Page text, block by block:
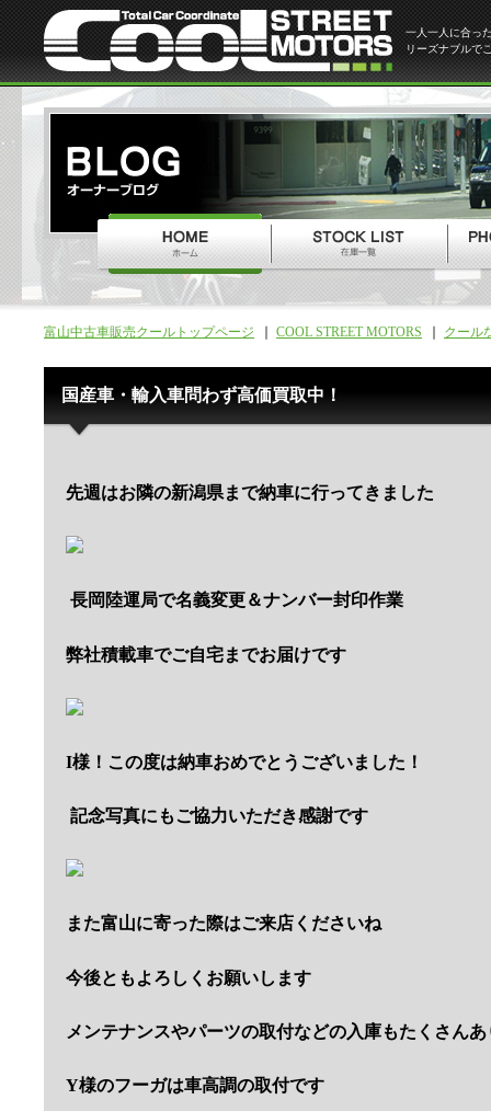
一人一人に合っ
リーズナブルで
富山中古車販売クールトップページ COOL STREET MOTORS クール
国産車・輸入車問わず高価買取中！
先週はお隣の新潟県まで納車に行ってきました
長岡陸運局で名義変更＆ナンバー封印作業
弊社積載車でご自宅までお届けです
I様！この度は納車おめでとうございました！
記念写真にもご協力いただき感謝です
また富山に寄った際はご来店くださいね
今後ともよろしくお願いします
メンテナンスやパーツの取付などの入庫もたくさん
Y様のフーガは車高調の取付です